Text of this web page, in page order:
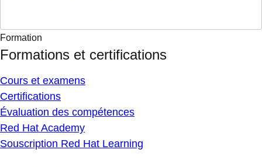
Formation
Formations et certifications
Cours et examens
Certifications
Évaluation des compétences
Red Hat Academy
Souscription Red Hat Learning